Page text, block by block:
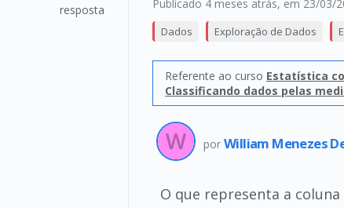
resposta Publicado 4 meses atrás, em 23/03/
Dados Exploração de Dados
Referente ao curso Estatística
Classificando dados pelas
por William Menezes
O que representa a